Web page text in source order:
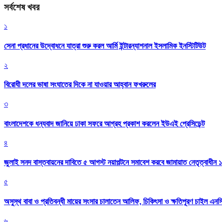
সর্বশেষ খবর
১
সেনা প্রধানের উদ্বোধনে যাত্রা শুরু করল আর্মি ইন্টারন্যাশনাল ইসলামিক ইনস্টিটিউট
২
বিরোধী দলের ভাষা সংঘাতের দিকে না যাওয়ার আহ্বান ফখরুলের
৩
বাংলাদেশকে ধন্যবাদ জানিয়ে ঢাকা সফরে আগ্রহ প্রকাশ করলেন ইউএই প্রেসিডেন্ট
৪
জুলাই সনদ বাস্তবায়নের দাবিতে ৫ আগস্ট নয়াপল্টনে সমাবেশ করবে জামায়াত নেতৃত্বাধীন
৫
অসুস্থ বাবা ও প্রতিবন্ধী মায়ের সংসার চালাতেন আলিফ, চিকিৎসা ও ক্ষতিপূরণ চাইল